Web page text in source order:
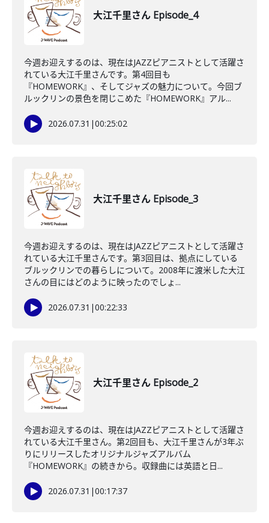
大江千里さん Episode_4
今週お迎えするのは、現在はJAZZピアニストとして活躍さ
れている大江千里さんです。第4回目も
『HOMEWORK』、そしてジャズの魅力について。今回ブ
ルックリンの景色を閉じこめた『HOMEWORK』アル...
2026.07.31 |00:25:02
大江千里さん Episode_3
今週お迎えするのは、現在はJAZZピアニストとして活躍さ
れている大江千里さんです。第3回目は、拠点にしている
ブルックリンでの暮らしについて。2008年に渡米した大江
さんの目にはどのように映ったのでしょ...
2026.07.31 |00:22:33
大江千里さん Episode_2
今週お迎えするのは、現在はJAZZピアニストとして活躍さ
れている大江千里さん。第2回目も、大江千里さんが3年ぶ
りにリリースしたオリジナルジャズアルバム
『HOMEWORK』の続きから。収録曲には英語と日...
2026.07.31 |00:17:37